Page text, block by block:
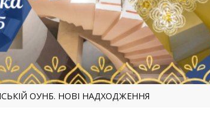
ОУНБ. НОВІ НАДХОДЖЕННЯ